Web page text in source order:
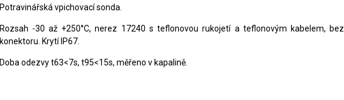
Potravinářská vpichovací sonda.
Rozsah -30 až +250°C, nerez 17240 s teflonovou rukojetí a teflonovým kabelem, bez
konektoru. Krytí IP67.
Doba odezvy t63<7s, t95<15s, měřeno v kapalině.